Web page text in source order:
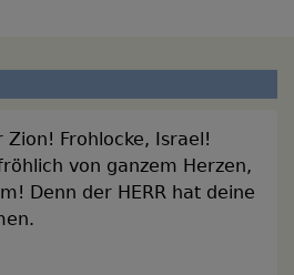
Zion! Frohlocke, Israel!
von ganzem Herzen,
Denn der HERR hat deine